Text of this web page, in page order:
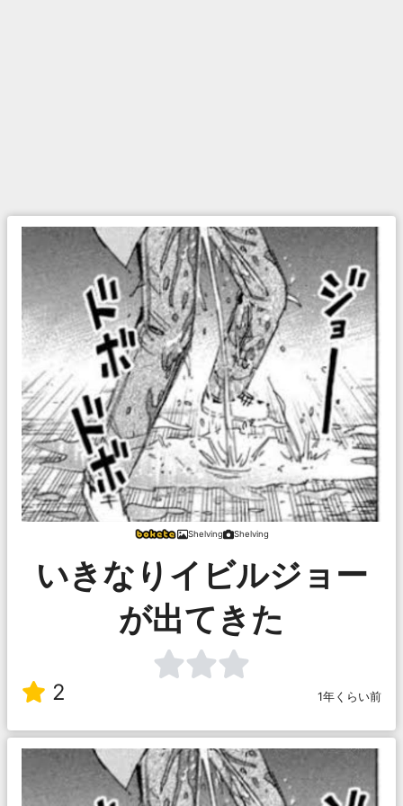
Shelving Shelving
いきなりイビルジョー
が出てきた
2 1年くらい前